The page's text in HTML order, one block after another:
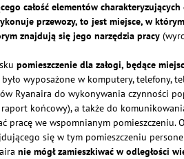
całość elementów
przewozy, to jest miejsce, w
znajdują się jego narzędzia pracy
pomieszczenie dla załogi, będące
wyposażone w komputery, telefony,
Ryanaira do wykonywania czynności
końcowy), a także do
pracę we wspomnianym pomieszczeniu.
się w tym pomieszczeniu
nie mógł zamieszkiwać w odległości